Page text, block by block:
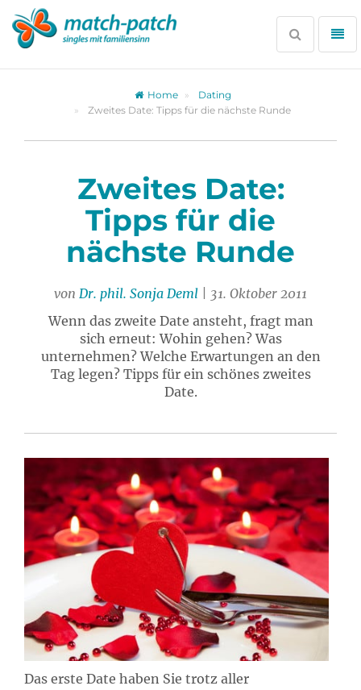
Zur
Partnersuche
Suche
öffnen
Home
Dating
Zweites Date: Tipps für die nächste Runde
Zweites Date:
Tipps für die
nächste Runde
von Dr. phil. Sonja Deml | 31. Oktober 2011
Wenn das zweite Date ansteht, fragt man
sich erneut: Wohin gehen? Was
unternehmen? Welche Erwartungen an den
Tag legen? Tipps für ein schönes zweites
Date.
Das erste Date haben Sie trotz aller